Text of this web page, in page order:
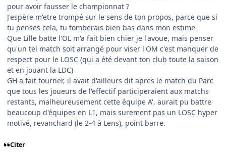
pour avoir fausser le championnat ?
J'espère m'etre trompé sur le sens de ton propos, parce que si
tu penses cela, tu tomberais bien bas dans mon estime
Que Lille batte l'OL m'a fait bien chier je l'avoue, mais penser
qu'un tel match soit arrangé pour viser l'OM c'est manquer de
respect pour le LOSC (qui a été devant ton club toute la saison
et en jouant la LDC)
GH a fait tourner, il avait d'ailleurs dit apres le match du Parc
que tous les joueurs de l'effectif participeraient aux matchs
restants, malheureusement cette équipe A', aurait pu battre
beaucoup d'équipes en L1, mais surement pas un LOSC hyper
motivé, revanchard (le 2-4 à Lens), point barre.
Citer